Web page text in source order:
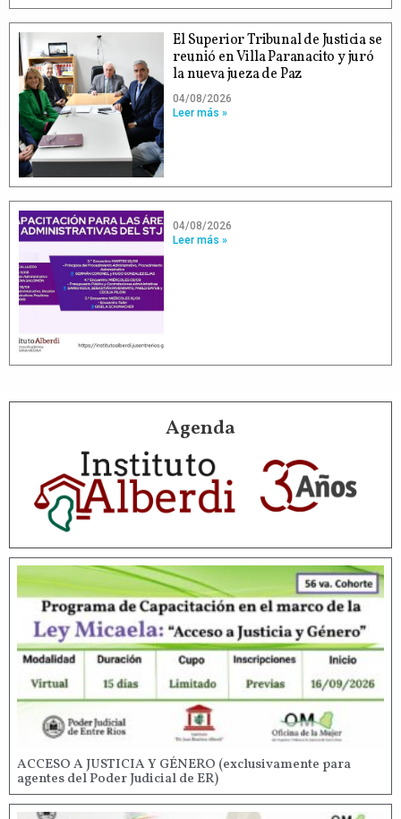
El Superior Tribunal de Justicia se
reunió en Villa Paranacito y juró
la nueva jueza de Paz
04/08/2026
Leer más »
04/08/2026
Leer más »
Agenda
ACCESO A JUSTICIA Y GÉNERO (exclusivamente para
agentes del Poder Judicial de ER)